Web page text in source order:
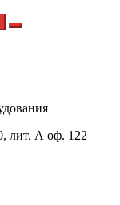
лит. А оф. 122